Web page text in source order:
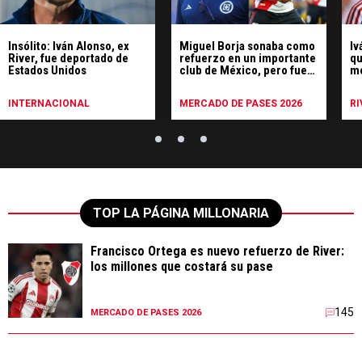
Insólito: Iván Alonso, ex
River, fue deportado de
Estados Unidos
INTERNACIONAL
Miguel Borja sonaba como
refuerzo en un importante
club de México, pero fue
MERCADO DE PASES 2026
TOP LA PÁGINA MILLONARIA
Francisco Ortega es nuevo refuerzo de River:
los millones que costará su pase
MERCADO DE PASES 2026 145